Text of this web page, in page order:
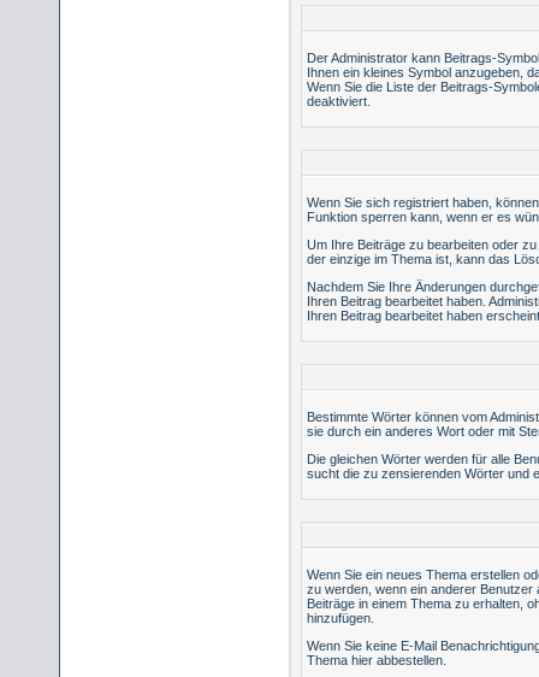
Der Administrator kann Beitrags-
Ihnen ein kleines Symbol anzugeben,
Wenn Sie die Liste der Beitrags-
deaktiviert.
Wenn Sie sich registriert haben,
Funktion sperren kann, wenn er es
Um Ihre Beiträge zu bearbeiten oder
der einzige im Thema ist, kann das
Nachdem Sie Ihre Änderungen
Ihren Beitrag bearbeitet haben.
Ihren Beitrag bearbeitet haben
Bestimmte Wörter können vom
sie durch ein anderes Wort oder mit
Die gleichen Wörter werden für alle
sucht die zu zensierenden Wörter und
Wenn Sie ein neues Thema erstellen
zu werden, wenn ein anderer Benutzer
Beiträge in einem Thema zu erhalten,
hinzufügen.
Wenn Sie keine E-Mail
Thema hier abbestellen.